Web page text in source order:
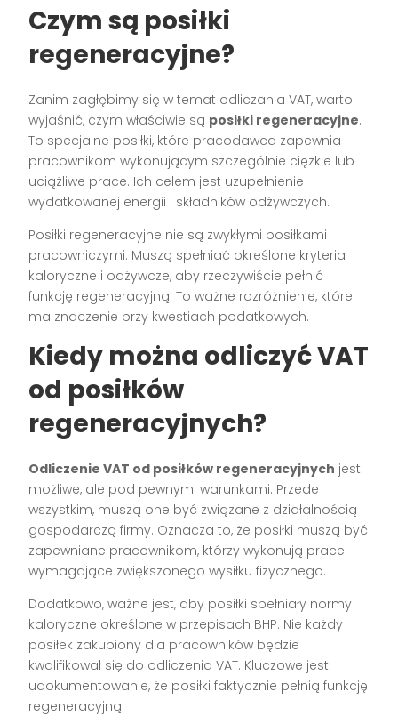
Czym są posiłki
regeneracyjne?
Zanim zagłębimy się w temat odliczania VAT, warto
wyjaśnić, czym właściwie są posiłki regeneracyjne.
To specjalne posiłki, które pracodawca zapewnia
pracownikom wykonującym szczególnie ciężkie lub
uciążliwe prace. Ich celem jest uzupełnienie
wydatkowanej energii i składników odżywczych.
Posiłki regeneracyjne nie są zwykłymi posiłkami
pracowniczymi. Muszą spełniać określone kryteria
kaloryczne i odżywcze, aby rzeczywiście pełnić
funkcję regeneracyjną. To ważne rozróżnienie, które
ma znaczenie przy kwestiach podatkowych.
Kiedy można odliczyć VAT
od posiłków
regeneracyjnych?
Odliczenie VAT od posiłków regeneracyjnych jest
możliwe, ale pod pewnymi warunkami. Przede
wszystkim, muszą one być związane z działalnością
gospodarczą firmy. Oznacza to, że posiłki muszą być
zapewniane pracownikom, którzy wykonują prace
wymagające zwiększonego wysiłku fizycznego.
Dodatkowo, ważne jest, aby posiłki spełniały normy
kaloryczne określone w przepisach BHP. Nie każdy
posiłek zakupiony dla pracowników będzie
kwalifikował się do odliczenia VAT. Kluczowe jest
udokumentowanie, że posiłki faktycznie pełnią funkcję
regeneracyjną.